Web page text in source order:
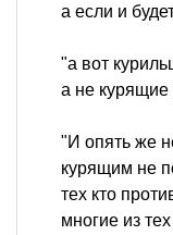
а если и
"а вот
а не курящие
"И опять же
курящим не
тех кто
многие из